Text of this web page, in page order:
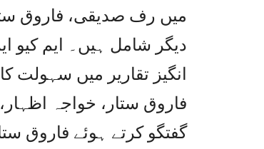
میں رف صدیقی، فاروق
دیگر شامل ہیں۔ ایم کیو
انگیز تقاریر میں سہولت
فاروق ستار، خواجہ